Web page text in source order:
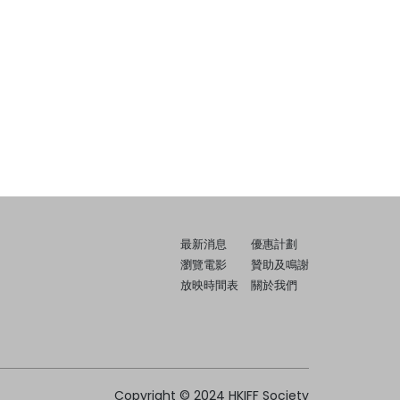
最新消息
瀏覽電影
放映時間表
優惠計劃
贊助及鳴謝
關於我們
Copyright © 2024 HKIFF Society